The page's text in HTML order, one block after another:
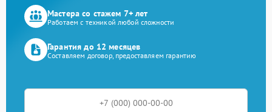
Мастера со стажем 7+ лет
Работаем с техникой любой сложности
Гарантия до 12 месяцев
Составляем договор, предоставляем гарантию